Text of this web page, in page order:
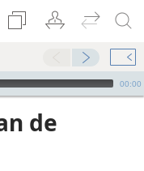
00:00
de